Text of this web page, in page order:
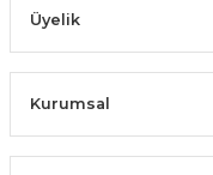
Üyelik
Kurumsal